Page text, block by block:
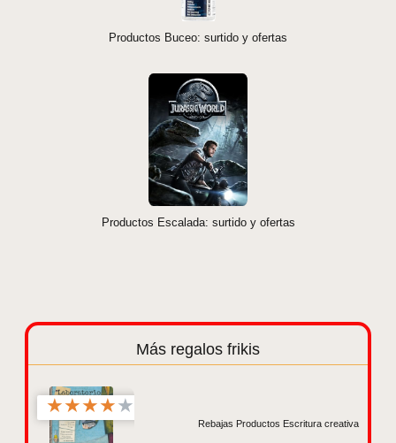
Productos Buceo: surtido y ofertas
Productos Escalada: surtido y ofertas
Más regalos frikis
★★★★★
Rebajas Productos Escritura creativa